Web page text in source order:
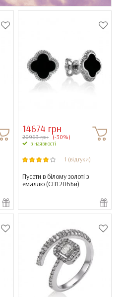
14674 грн
20963 грн (-30%)
в наявності
1 (відгуки)
Пусети в білому золоті з
емаллю (СП1206Би)